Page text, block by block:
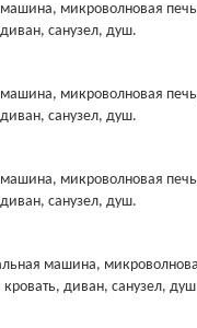
микроволновая
санузел, душ.
микроволновая
санузел, душ.
микроволновая
санузел, душ.
машина,
диван, санузел,